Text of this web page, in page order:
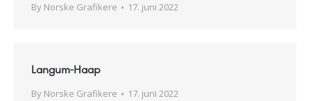
By Norske Grafikere 17. juni 2022
Langum-Haap
By Norske Grafikere 17. juni 2022